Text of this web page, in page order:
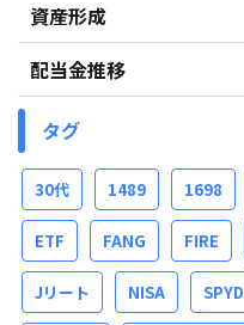
資産形成
配当金推移
タグ
30代 1489 1698
ETF FANG FIRE
Jリート NISA SPYD